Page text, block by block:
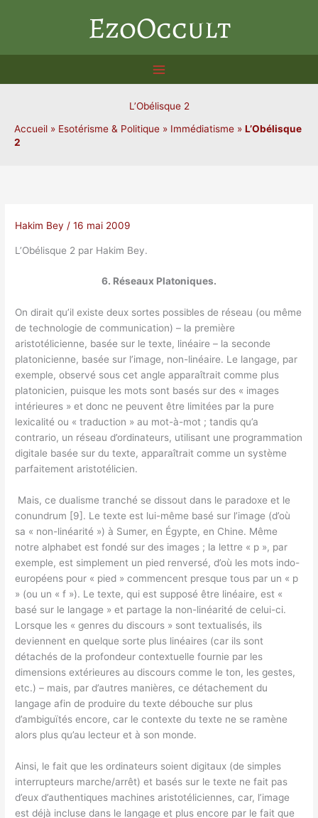
EzoOccult
L’Obélisque 2
Accueil » Esotérisme & Politique » Immédiatisme » L’Obélisque
2
Hakim Bey /16 mai 2009
L’Obélisque 2 par Hakim Bey.
6. Réseaux Platoniques.
On dirait qu’il existe deux sortes possibles de réseau (ou même
de technologie de communication) – la première
aristotélicienne, basée sur le texte, linéaire – la seconde
platonicienne, basée sur l’image, non-linéaire. Le langage, par
exemple, observé sous cet angle apparaîtrait comme plus
platonicien, puisque les mots sont basés sur des « images
intérieures » et donc ne peuvent être limitées par la pure
lexicalité ou « traduction » au mot-à-mot ; tandis qu’a
contrario, un réseau d’ordinateurs, utilisant une programmation
digitale basée sur du texte, apparaîtrait comme un système
parfaitement aristotélicien.
Mais, ce dualisme tranché se dissout dans le paradoxe et le
conundrum [9]. Le texte est lui-même basé sur l’image (d’où
sa « non-linéarité ») à Sumer, en Égypte, en Chine. Même
notre alphabet est fondé sur des images ; la lettre « p », par
exemple, est simplement un pied renversé, d’où les mots indo-
européens pour « pied » commencent presque tous par un « p
» (ou un « f »). Le texte, qui est supposé être linéaire, est «
basé sur le langage » et partage la non-linéarité de celui-ci.
Lorsque les « genres du discours » sont textualisés, ils
deviennent en quelque sorte plus linéaires (car ils sont
détachés de la profondeur contextuelle fournie par les
dimensions extérieures au discours comme le ton, les gestes,
etc.) – mais, par d’autres manières, ce détachement du
langage afin de produire du texte débouche sur plus
d’ambiguïtés encore, car le contexte du texte ne se ramène
alors plus qu’au lecteur et à son monde.
Ainsi, le fait que les ordinateurs soient digitaux (de simples
interrupteurs marche/arrêt) et basés sur le texte ne fait pas
d’eux d’authentiques machines aristotéliciennes, car, l’image
est déjà incluse dans le langage et plus encore par le fait que